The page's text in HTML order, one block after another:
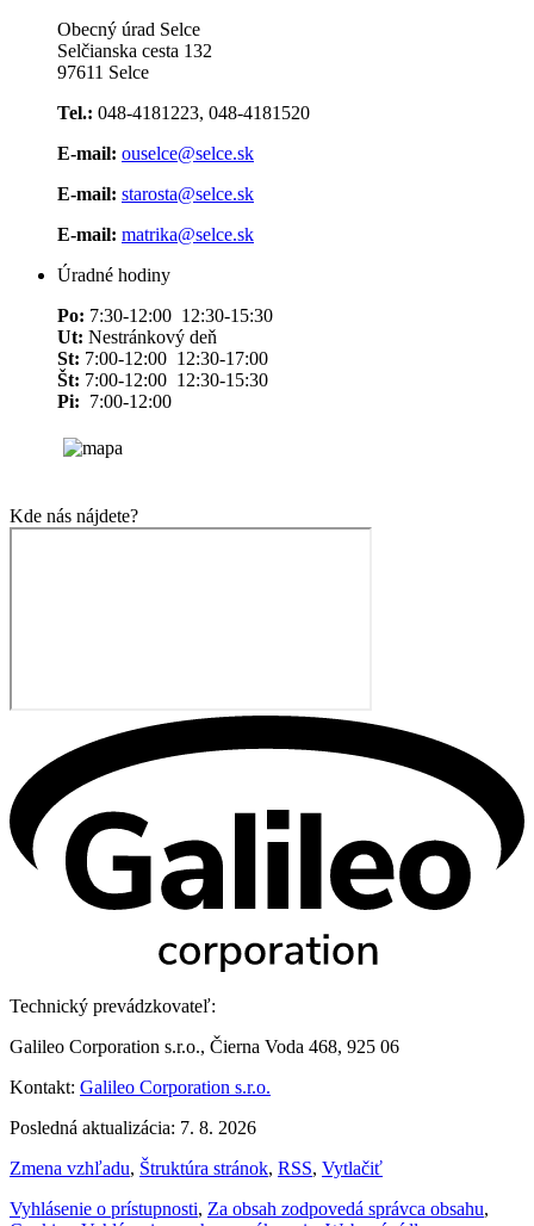
Obecný úrad Selce
Selčianska cesta 132
97611 Selce
Tel.: 048-4181223, 048-4181520
E-mail: ouselce@selce.sk
E-mail: starosta@selce.sk
E-mail: matrika@selce.sk
Úradné hodiny
Po: 7:30-12:00 12:30-15:30
Ut: Nestránkový deň
St: 7:00-12:00 12:30-17:00
Št: 7:00-12:00 12:30-15:30
Pi: 7:00-12:00
Kde nás nájdete?
Technický prevádzkovateľ:
Galileo Corporation s.r.o., Čierna Voda 468, 925 06
Kontakt: Galileo Corporation s.r.o.
Posledná aktualizácia: 7. 8. 2026
Zmena vzhľadu, Štruktúra stránok, RSS, Vytlačiť
Vyhlásenie o prístupnosti, Za obsah zodpovedá správca obsahu,